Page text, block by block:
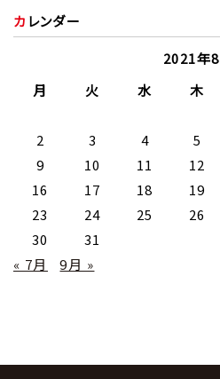
カレンダー
2021年
月
火 水 木
2
3 4 5
9
10 11 12
16
17 18 19
23
24 25 26
30
31
« 7月
9月 »